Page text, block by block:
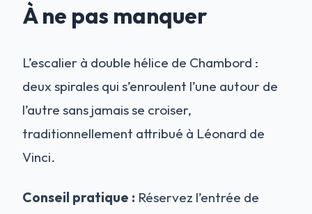
À ne pas manquer
L’escalier à double hélice de Chambord :
deux spirales qui s’enroulent l’une autour de
l’autre sans jamais se croiser,
traditionnellement attribué à Léonard de
Vinci.
Conseil pratique : Réservez l’entrée de